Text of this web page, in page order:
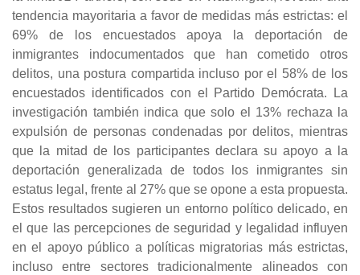
tendencia mayoritaria a favor de medidas más estrictas: el
69% de los encuestados apoya la deportación de
inmigrantes indocumentados que han cometido otros
delitos, una postura compartida incluso por el 58% de los
encuestados identificados con el Partido Demócrata. La
investigación también indica que solo el 13% rechaza la
expulsión de personas condenadas por delitos, mientras
que la mitad de los participantes declara su apoyo a la
deportación generalizada de todos los inmigrantes sin
estatus legal, frente al 27% que se opone a esta propuesta.
Estos resultados sugieren un entorno político delicado, en
el que las percepciones de seguridad y legalidad influyen
en el apoyo público a políticas migratorias más estrictas,
incluso entre sectores tradicionalmente alineados con